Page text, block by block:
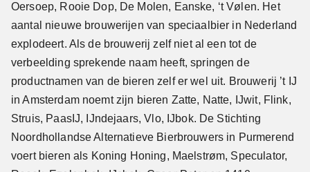
Oersoep, Rooie Dop, De Molen, Eanske, ‘t Vølen. Het
aantal nieuwe brouwerijen van speciaalbier in Nederland
explodeert. Als de brouwerij zelf niet al een tot de
verbeelding sprekende naam heeft, springen de
productnamen van de bieren zelf er wel uit. Brouwerij ’t IJ
in Amsterdam noemt zijn bieren Zatte, Natte, IJwit, Flink,
Struis, PaasIJ, IJndejaars, Vlo, IJbok. De Stichting
Noordhollandse Alternatieve Bierbrouwers in Purmerend
voert bieren als Koning Honing, Maelstrøm, Speculator,